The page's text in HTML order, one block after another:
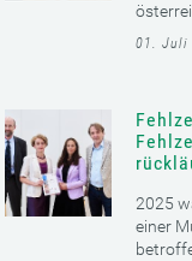
01. Juli
2025
einer